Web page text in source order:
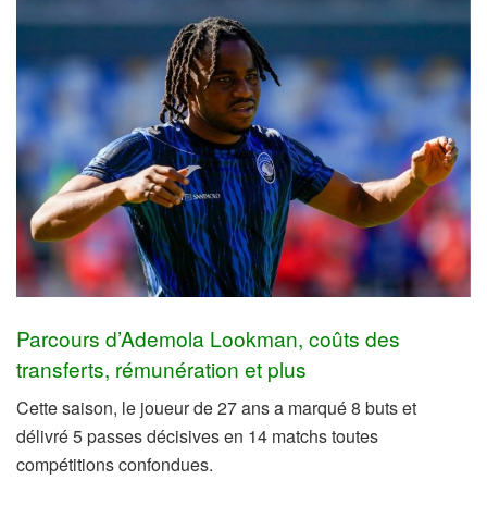
Parcours d’Ademola Lookman, coûts des
transferts, rémunération et plus
Cette saison, le joueur de 27 ans a marqué 8 buts et
délivré 5 passes décisives en 14 matchs toutes
compétitions confondues.